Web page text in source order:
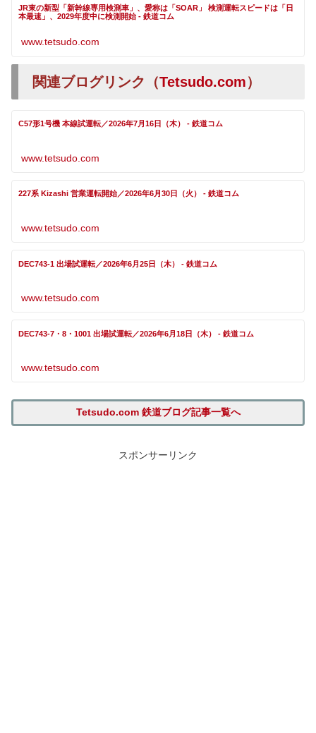
JR東の新型「新幹線専用検測車」、愛称は「SOAR」 検測運転スピードは「日
本最速」、2029年度中に検測開始 - 鉄道コム
www.tetsudo.com
関連ブログリンク（Tetsudo.com）
C57形1号機 本線試運転／2026年7月16日（木） - 鉄道コム
www.tetsudo.com
227系 Kizashi 営業運転開始／2026年6月30日（火） - 鉄道コム
www.tetsudo.com
DEC743-1 出場試運転／2026年6月25日（木） - 鉄道コム
www.tetsudo.com
DEC743-7・8・1001 出場試運転／2026年6月18日（木） - 鉄道コム
www.tetsudo.com
Tetsudo.com 鉄道ブログ記事一覧へ
スポンサーリンク